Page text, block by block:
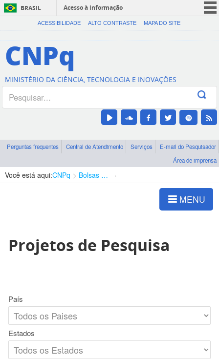
BRASIL
Acesso à informação
CORONAVÍRUS (COVID-19)
Canais
ACESSIBILIDADE ALTO CONTRASTE MAPA DO SITE
CNPq
MINISTÉRIO DA CIÊNCIA, TECNOLOGIA E INOVAÇÕES
Perguntas frequentes Central de Atendimento Serviços
E-mail do Pesquisador
Área de imprensa
Você está aqui:CNPq Bolsas e Auxílios Vigentes
MENU
Projetos de Pesquisa
País
Estados